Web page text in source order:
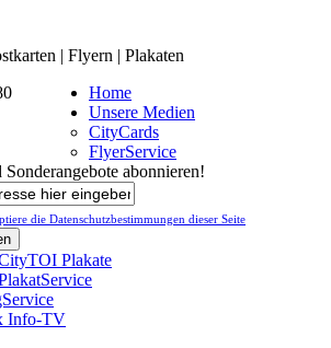
| Flyern | Plakaten
abonnieren!
die Datenschutz­bestimmungen dieser Seite
Home
Unsere Medien
CityCards
FlyerService
Plakate
Info-TV